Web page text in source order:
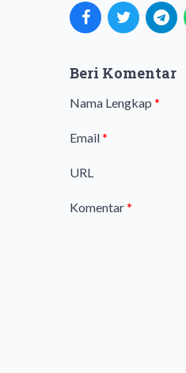
Beri Komentar
Nama Lengkap *
Email*
URL
Komentar*